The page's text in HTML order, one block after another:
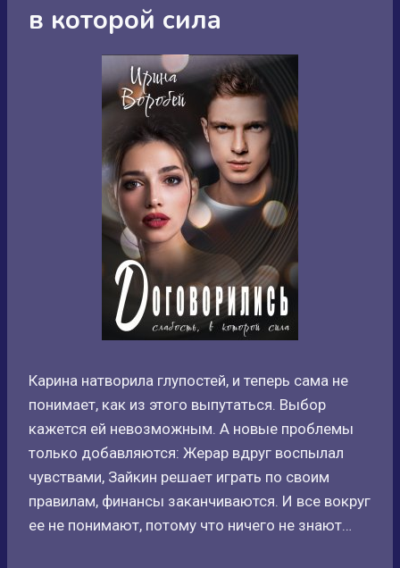
в которой сила
Карина натворила глупостей, и теперь сама не
понимает, как из этого выпутаться. Выбор
кажется ей невозможным. А новые проблемы
только добавляются: Жерар вдруг воспылал
чувствами, Зайкин решает играть по своим
правилам, финансы заканчиваются. И все вокруг
ее не понимают, потому что ничего не знают…